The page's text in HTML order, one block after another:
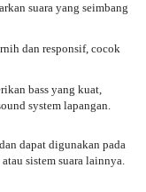
suara yang seimbang
dan responsif, cocok
bass yang kuat,
system lapangan.
dapat digunakan pada
atau sistem suara lainnya.